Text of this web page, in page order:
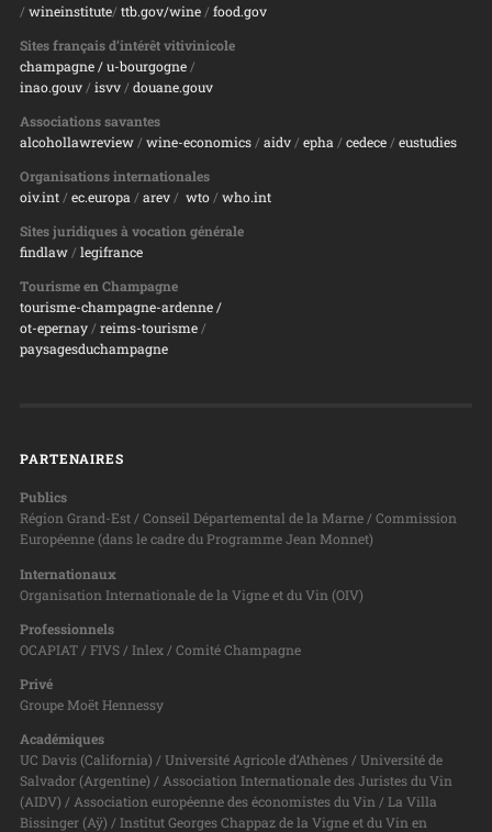
/ wineinstitute/ ttb.gov/wine/ food.gov
Sites français d’intérêt vitivinicole
champagne/ u-bourgogne/
inao.gouv/ isvv/ douane.gouv
Associations savantes
alcohollawreview/ wine-economics/ aidv/ epha / cedece/ eustudies
Organisations internationales
oiv.int/ ec.europa / arev/ wto/ who.int
Sites juridiques à vocation générale
findlaw/ legifrance
Tourisme en Champagne
tourisme-champagne-ardenne /
ot-epernay/ reims-tourisme/
paysagesduchampagne
PARTENAIRES
Publics
Région Grand-Est / Conseil Départemental de la Marne / Commission
Européenne (dans le cadre du Programme Jean Monnet)
Internationaux
Organisation Internationale de la Vigne et du Vin (OIV)
Professionnels
OCAPIAT / FIVS / Inlex / Comité Champagne
Privé
Groupe Moët Hennessy
Académiques
UC Davis (California) / Université Agricole d’Athènes / Université de
Salvador (Argentine) / Association Internationale des Juristes du Vin
(AIDV) / Association européenne des économistes du Vin / La Villa
Bissinger (Aÿ) / Institut Georges Chappaz de la Vigne et du Vin en